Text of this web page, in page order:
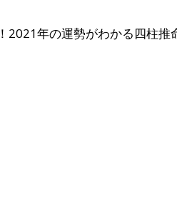
2021年の運勢がわかる四柱推